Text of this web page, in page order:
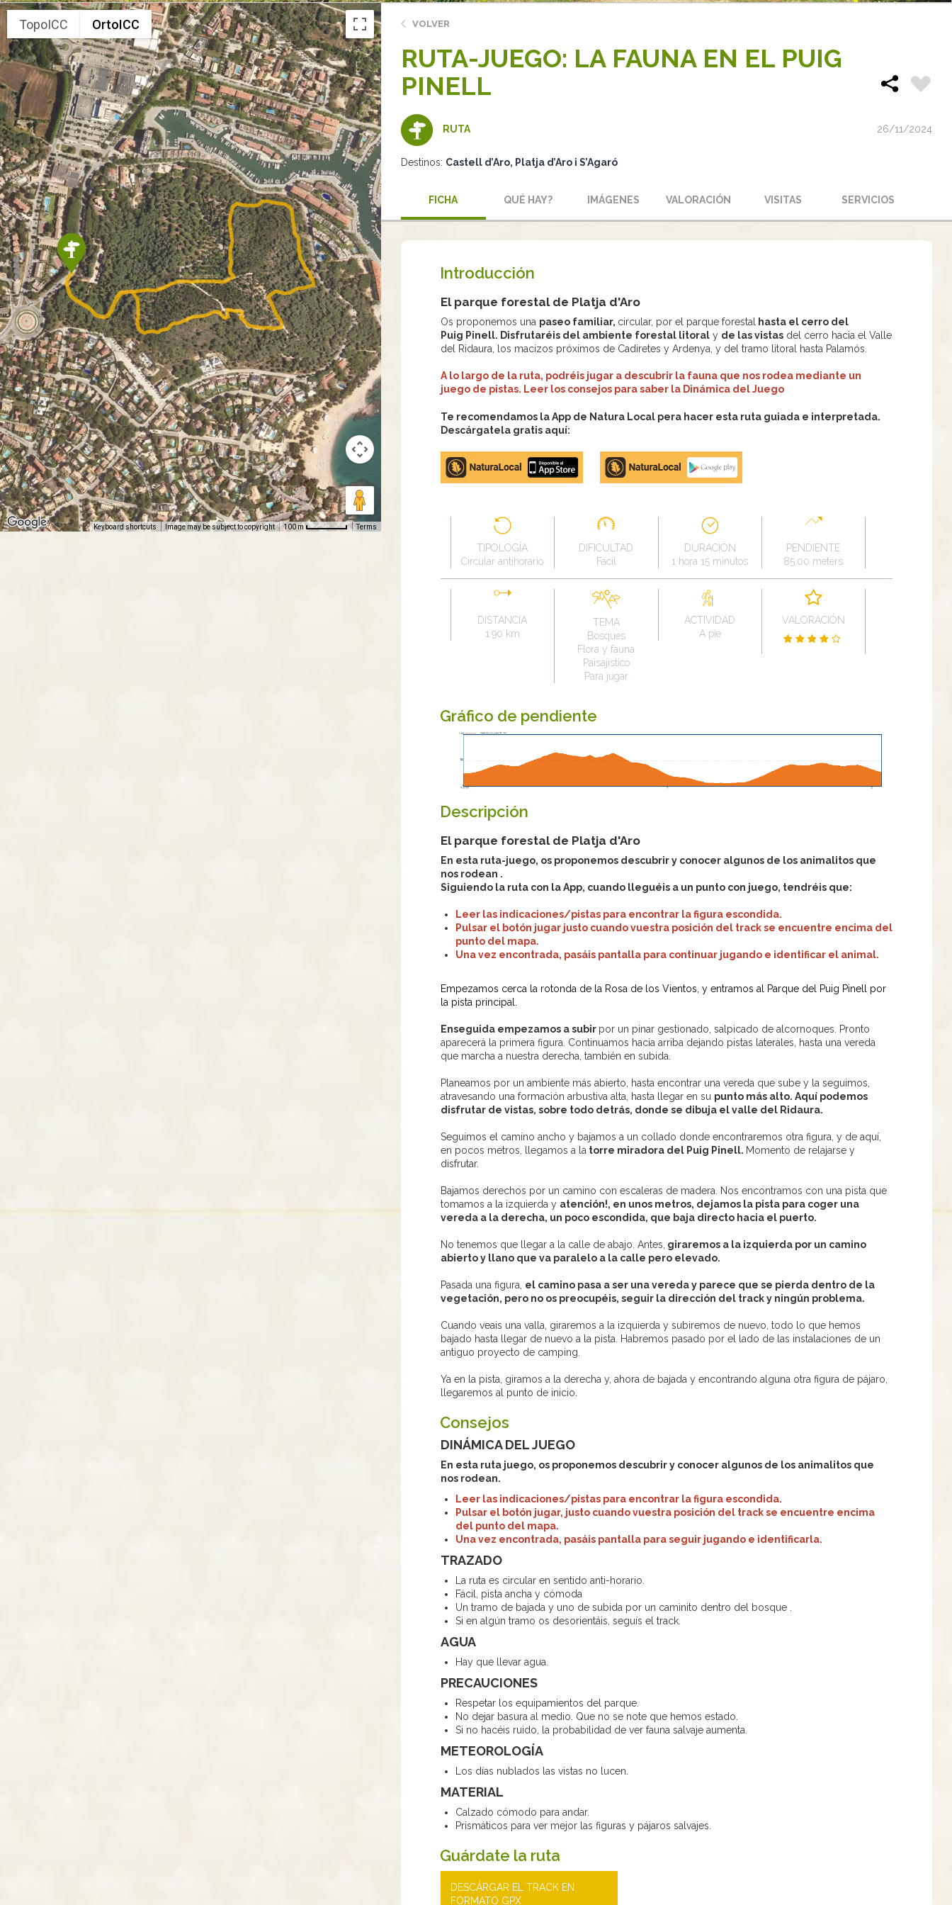
TopoICC OrtoICC
Keyboard shortcuts Image may be subject to copyright 100 m Terms
VOLVER
RUTA-JUEGO: LA FAUNA EN EL PUIG
PINELL
RUTA 26/11/2024
Destinos: Castell d’Aro, Platja d’Aro i S’Agaró
FICHA QUÉ HAY? IMÁGENES VALORACIÓN VISITAS SERVICIOS
Introducción
El parque forestal de Platja d'Aro
Os proponemos una paseo familiar, circular, por el parque forestalhasta el cerro del
Puig Pinell. Disfrutaréis del ambiente forestal litoraly de las vistasdel cerro hacia el Valle
del Ridaura, los macizos próximos de Cadiretes y Ardenya, y del tramo litoral hasta Palamós.
A lo largo de la ruta, podréis jugar a descubrir la fauna que nos rodea mediante un
juego de pistas. Leer los consejos para saber la Dinámica del Juego
Te recomendamos la App de Natura Local pera hacer esta ruta guiada e interpretada.
Descárgatela gratis aquí:
Apple
store
Google
Play
TIPOLOGÍA
Circular antihorario
DIFICULTAD
Fácil
DURACIÓN
1 hora 15 minutos
PENDIENTE
85.00 meters
DISTANCIA
1.90 km
TEMA
Bosques
Flora y fauna
Paisajístico
Para jugar
ACTIVIDAD
A pie
VALORACIÓN
Gráfico de pendiente
Descripción
El parque forestal de Platja d'Aro
En esta ruta-juego, os proponemos descubrir y conocer algunos de los animalitos que
nos rodean .
Siguiendo la ruta con la App, cuando lleguéis a un punto con juego, tendréis que:
Leer las indicaciones/pistas para encontrar la figura escondida.
Pulsar el botón jugar justo cuando vuestra posición del track se encuentre encima del
punto del mapa.
Una vez encontrada, pasáis pantalla para continuar jugando e identificar el animal.
Empezamos cerca la rotonda de la Rosa de los Vientos, y entramos al Parque del Puig Pinell por
la pista principal.
Enseguida empezamos a subir por un pinar gestionado, salpicado de alcornoques. Pronto
aparecerá la primera figura. Continuamos hacia arriba dejando pistas laterales, hasta una vereda
que marcha a nuestra derecha, también en subida.
Planeamos por un ambiente más abierto, hasta encontrar una vereda que sube y la seguimos,
atravesando una formación arbustiva alta, hasta llegar en su punto más alto. Aquí podemos
disfrutar de vistas, sobre todo detrás, donde se dibuja el valle del Ridaura.
Seguimos el camino ancho y bajamos a un collado donde encontraremos otra figura, y de aquí,
en pocos metros, llegamos a la torre miradora del Puig Pinell. Momento de relajarse y
disfrutar.
Bajamos derechos por un camino con escaleras de madera. Nos encontramos con una pista que
tomamos a la izquierda y atención!, en unos metros, dejamos la pista para coger una
vereda a la derecha, un poco escondida, que baja directo hacia el puerto.
No tenemos que llegar a la calle de abajo. Antes, giraremos a la izquierda por un camino
abierto y llano que va paralelo a la calle pero elevado.
Pasada una figura, el camino pasa a ser una vereda y parece que se pierda dentro de la
vegetación, pero no os preocupéis, seguir la dirección del track y ningún problema.
Cuando veais una valla, giraremos a la izquierda y subiremos de nuevo, todo lo que hemos
bajado hasta llegar de nuevo a la pista. Habremos pasado por el lado de las instalaciones de un
antiguo proyecto de camping.
Ya en la pista, giramos a la derecha y, ahora de bajada y encontrando alguna otra figura de pájaro,
llegaremos al punto de inicio.
Consejos
DINÁMICA DEL JUEGO
En esta ruta juego, os proponemos descubrir y conocer algunos de los animalitos que
nos rodean.
Leer las indicaciones/pistas para encontrar la figura escondida.
Pulsar el botón jugar, justo cuando vuestra posición del track se encuentre encima
del punto del mapa.
Una vez encontrada, pasáis pantalla para seguir jugando e identificarla.
TRAZADO
La ruta es circular en sentido anti-horario.
Fácil, pista ancha y cómoda
Un tramo de bajada y uno de subida por un caminito dentro del bosque .
Si en algún tramo os desorientáis, seguís el track.
AGUA
Hay que llevar agua.
PRECAUCIONES
Respetar los equipamientos del parque.
No dejar basura al medio. Que no se note que hemos estado.
Si no hacéis ruido, la probabilidad de ver fauna salvaje aumenta.
METEOROLOGÍA
Los días nublados las vistas no lucen.
MATERIAL
Calzado cómodo para andar.
Prismáticos para ver mejor las figuras y pájaros salvajes.
Guárdate la ruta
DESCÁRGAR EL TRACK EN
FORMATO GPX